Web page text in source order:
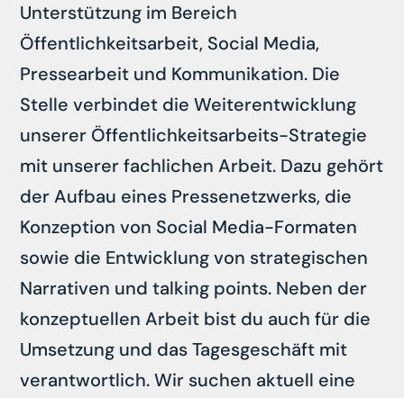
Unterstützung im Bereich
Öffentlichkeitsarbeit, Social Media,
Pressearbeit und Kommunikation. Die
Stelle verbindet die Weiterentwicklung
unserer Öffentlichkeitsarbeits-Strategie
mit unserer fachlichen Arbeit. Dazu gehört
der Aufbau eines Pressenetzwerks, die
Konzeption von Social Media-Formaten
sowie die Entwicklung von strategischen
Narrativen und talking points. Neben der
konzeptuellen Arbeit bist du auch für die
Umsetzung und das Tagesgeschäft mit
verantwortlich. Wir suchen aktuell eine